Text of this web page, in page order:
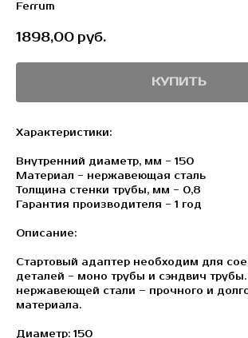
Ferrum
1898,00 руб.
КУПИТЬ
Характеристики:
Внутренний диаметр, мм - 150
Материал - нержавеющая сталь
Толщина стенки трубы, мм - 0,8
Гарантия производителя - 1 год
Описание:
Стартовый адаптер необходим для
деталей - моно трубы и сэндвич
нержавеющей стали – прочного и
материала.
Диаметр: 150